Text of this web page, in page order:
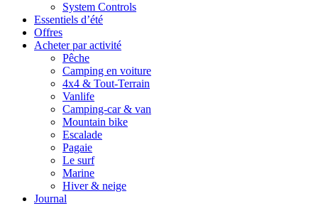
System Controls
Essentiels d’été
Offres
Acheter par activité
Pêche
Camping en voiture
4x4 & Tout-Terrain
Vanlife
Camping-car & van
Mountain bike
Escalade
Pagaie
Le surf
Marine
Hiver & neige
Journal